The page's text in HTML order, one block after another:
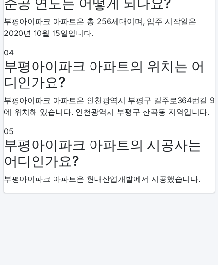
부평아이파크 아파트은 총 256세대이며, 입주 시작일은
2020년 10월 15일입니다.
04
부평아이파크 아파트의 위치는 어
디인가요?
부평아이파크 아파트은 인천광역시 부평구 길주로364번길 9
에 위치해 있습니다. 인천광역시 부평구 산곡동 지역입니다.
05
부평아이파크 아파트의 시공사는
어디인가요?
부평아이파크 아파트은 현대산업개발에서 시공했습니다.